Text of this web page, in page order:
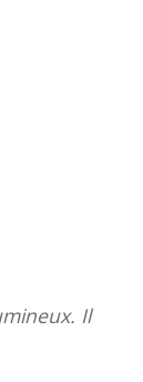
Il